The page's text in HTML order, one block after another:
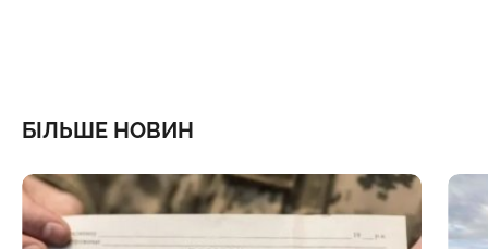
БІЛЬШЕ НОВИН